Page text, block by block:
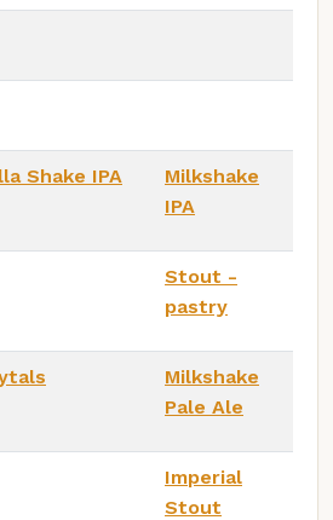
Shake IPA
Milkshake
IPA
Stout -
pastry
Milkshake
Pale Ale
Imperial
Stout